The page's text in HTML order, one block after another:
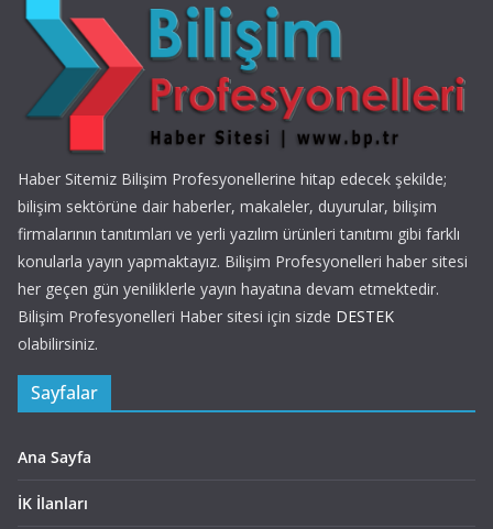
Haber Sitemiz Bilişim Profesyonellerine hitap edecek şekilde;
bilişim sektörüne dair haberler, makaleler, duyurular, bilişim
firmalarının tanıtımları ve yerli yazılım ürünleri tanıtımı gibi farklı
konularla yayın yapmaktayız. Bilişim Profesyonelleri haber sitesi
her geçen gün yeniliklerle yayın hayatına devam etmektedir.
Bilişim Profesyonelleri Haber sitesi için sizde DESTEK
olabilirsiniz.
Sayfalar
Ana Sayfa
İK İlanları